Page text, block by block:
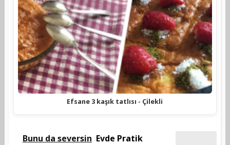
Efsane 3 kaşık tatlısı - Çilekli
Bunu da seversin Evde Pratik